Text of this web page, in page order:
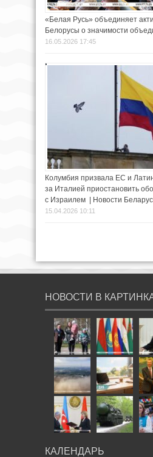
«Белая Русь» объединяет
Белорусы о значимости
16.05.2026 17:45
Колумбия призвала ЕС и
за Италией приостановить
с Израилем | Новости
15.04.2026 10:11
НОВОСТИ В
КАЛЕНДАРЬ